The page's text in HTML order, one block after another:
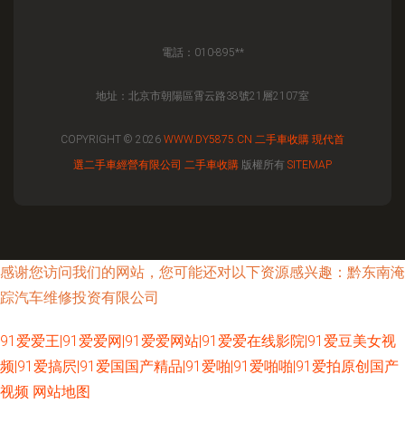
電話：010-895**
地址：北京市朝陽區霄云路38號21層2107室
COPYRIGHT © 2026 WWW.DY5875.CN 二手車收購 現代首
選二手車經營有限公司 二手車收購 版權所有 SITEMAP
感谢您访问我们的网站，您可能还对以下资源感兴趣：黔东南淹
踪汽车维修投资有限公司
91爱爱王|91爱爱网|91爱爱网站|91爱爱在线影院|91爱豆美女视
频|91爱搞屄|91爱国国产精品|91爱啪|91爱啪啪|91爱拍原创国产
视频 网站地图